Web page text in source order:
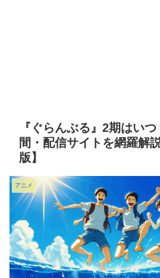
『ぐらんぶる』2期はい
間・配信サイトを網羅解
版】
アニメ